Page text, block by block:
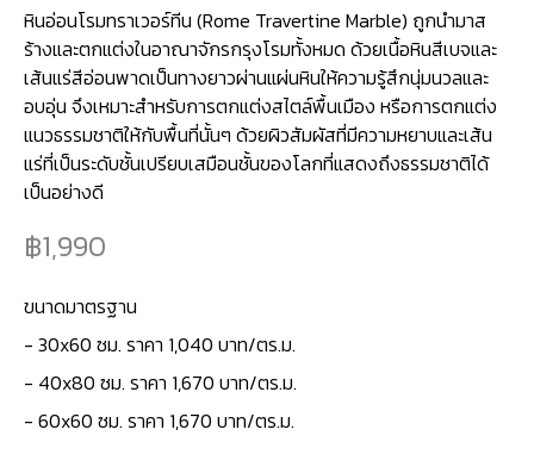
หินอ่อนโรมทราเวอร์ทีน (Rome Travertine Marble) ถูกนำมาส
ร้างและตกแต่งในอาณาจักรกรุงโรมทั้งหมด ด้วยเนื้อหินสีเบจและ
เส้นแร่สีอ่อนพาดเป็นทางยาวผ่านแผ่นหินให้ความรู้สึกนุ่มนวลและ
อบอุ่น จึงเหมาะสำหรับการตกแต่งสไตล์พื้นเมือง หรือการตกแต่ง
แนวธรรมชาติให้กับพื้นที่นั้นๆ ด้วยผิวสัมผัสที่มีความหยาบและเส้น
แร่ที่เป็นระดับชั้นเปรียบเสมือนชั้นของโลกที่แสดงถึงธรรมชาติได้
เป็นอย่างดี
1,990
ขนาดมาตรฐาน
- 30x60 ซม. ราคา 1,040 บาท/ตร.ม.
- 40x80 ซม. ราคา 1,670 บาท/ตร.ม.
- 60x60 ซม. ราคา 1,670 บาท/ตร.ม.